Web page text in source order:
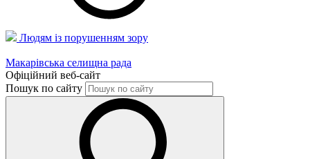
Людям із порушенням зору
Макарівська селищна рада
Офіційний веб-сайт
Пошук по сайту